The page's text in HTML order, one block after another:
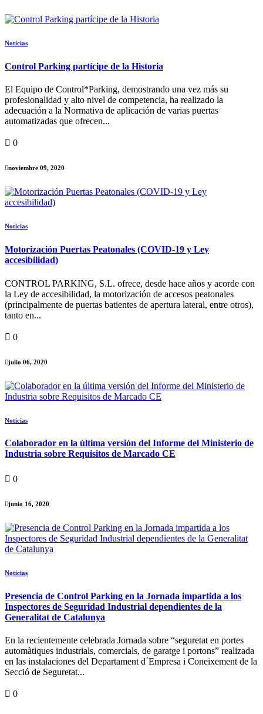
Noticias
Control Parking partícipe de la Historia
El Equipo de Control*Parking, demostrando una vez más su
profesionalidad y alto nivel de competencia, ha realizado la
adecuación a la Normativa de aplicación de varias puertas
automatizadas que ofrecen...
0
noviembre 09, 2020
Noticias
Motorización Puertas Peatonales (COVID-19 y Ley
accesibilidad)
CONTROL PARKING, S.L. ofrece, desde hace años y acorde con
la Ley de accesibilidad, la motorización de accesos peatonales
(principalmente de puertas batientes de apertura lateral, entre otros),
tanto en...
0
julio 06, 2020
Noticias
Colaborador en la última versión del Informe del Ministerio de
Industria sobre Requisitos de Marcado CE
0
junio 16, 2020
Noticias
Presencia de Control Parking en la Jornada impartida a los
Inspectores de Seguridad Industrial dependientes de la
Generalitat de Catalunya
En la recientemente celebrada Jornada sobre “seguretat en portes
automàtiques industrials, comercials, de garatge i portons” realizada
en las instalaciones del Departament d´Empresa i Coneixement de la
Secció de Seguretat...
0